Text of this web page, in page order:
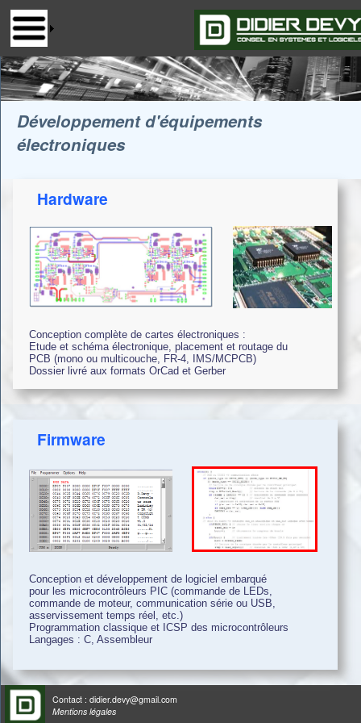
Développement d'équipements
électroniques
Hardware
Conception complète de cartes électroniques :
Etude et schéma électronique, placement et routage du
PCB (mono ou multicouche, FR-4, IMS/MCPCB)
Dossier livré aux formats OrCad et Gerber
Firmware
Conception et développement de logiciel embarqué
pour les microcontrôleurs PIC (commande de LEDs,
commande de moteur, communication série ou USB,
asservissement temps réel, etc.)
Programmation classique et ICSP des microcontrôleurs
Langages : C, Assembleur
Contact : didier.devy@gmail.com
Mentions légales